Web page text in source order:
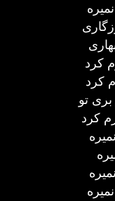
کرد
کرد
تو
کرد